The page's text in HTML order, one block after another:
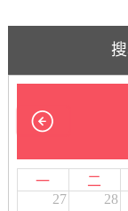
一 二
27
28